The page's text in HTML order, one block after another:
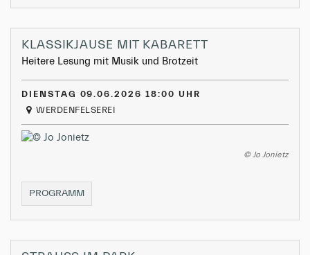
KLASSIKJAUSE MIT KABARETT
Heitere Lesung mit Musik und Brotzeit
DIENSTAG 09.06.2026 18:00 UHR
WERDENFELSEREI
© Jo Jonietz
PROGRAMMKLASSIKJAUSE
MIT
KABARETT